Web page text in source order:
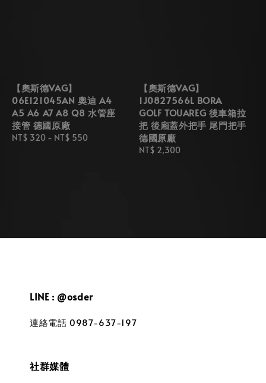
【奧斯德VAG】
06E121045AN 奧迪 A4
A5 A6 A7 A8 Q8 水管座
接管 德國原廠
Regular
NT$ 320 - NT$ 550
【奧斯德VAG】
1J0827566L BORA
GOLF TOUAREG 後車箱拉
把 後廂蓋外把手 尾門把手
德國原廠
Regular
NT$ 2,300
LINE : @osder
連絡電話 0987-637-197
社群媒體